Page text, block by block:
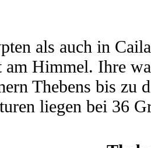
als auch in
Himmel. Ihre
Thebens bis zu
liegen bei 36